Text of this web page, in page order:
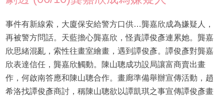
事件有新線索，大廈保安給警方口供…龔嘉欣成為嫌疑人，
再被警方問話。天藍擔心龔嘉欣，怪責譚俊彥連累她。龔嘉
欣思緒混亂，索性往畫室繪畫，遇到譚俊彥。譚俊彥對龔嘉
欣表達信任，龔嘉欣觸動。陳山聰成功設局讓富商賣出畫
作，何啟南答應和陳山聰合作。畫廊準備舉辦宣傳活動，趙
希洛找譚俊彥商討，稱陳山聰欲以譚凱琪之事宣傳譚俊彥畫